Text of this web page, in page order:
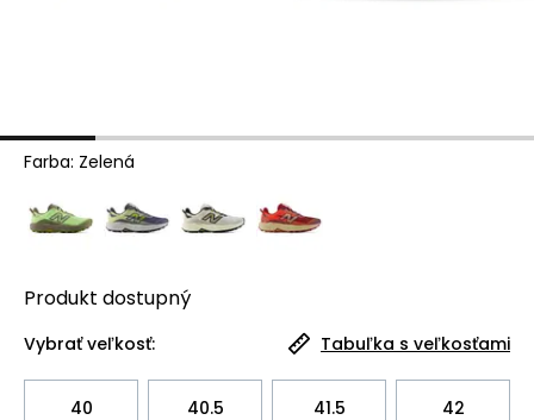
Farba: Zelená
Produkt dostupný
Vybrať veľkosť: Tabuľka s veľkosťami
40 40.5 41.5 42